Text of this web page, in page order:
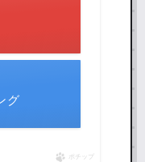
グ
ポチップ